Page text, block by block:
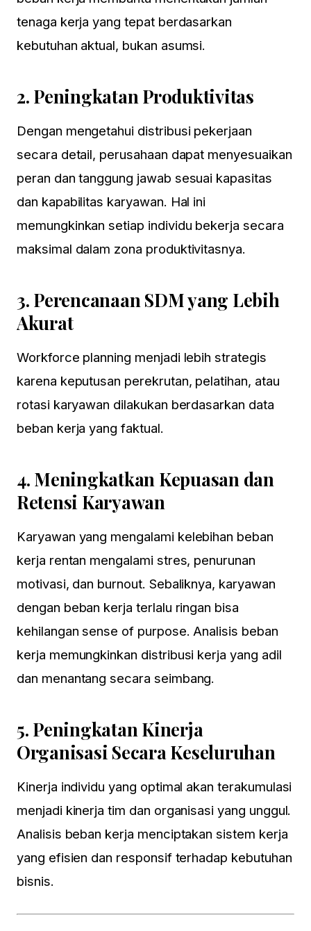
tenaga kerja yang tepat berdasarkan
kebutuhan aktual, bukan asumsi.
2. Peningkatan Produktivitas
Dengan mengetahui distribusi pekerjaan
secara detail, perusahaan dapat menyesuaikan
peran dan tanggung jawab sesuai kapasitas
dan kapabilitas karyawan. Hal ini
memungkinkan setiap individu bekerja secara
maksimal dalam zona produktivitasnya.
3. Perencanaan SDM yang Lebih
Akurat
Workforce planning menjadi lebih strategis
karena keputusan perekrutan, pelatihan, atau
rotasi karyawan dilakukan berdasarkan data
beban kerja yang faktual.
4. Meningkatkan Kepuasan dan
Retensi Karyawan
Karyawan yang mengalami kelebihan beban
kerja rentan mengalami stres, penurunan
motivasi, dan burnout. Sebaliknya, karyawan
dengan beban kerja terlalu ringan bisa
kehilangan sense of purpose. Analisis beban
kerja memungkinkan distribusi kerja yang adil
dan menantang secara seimbang.
5. Peningkatan Kinerja
Organisasi Secara Keseluruhan
Kinerja individu yang optimal akan terakumulasi
menjadi kinerja tim dan organisasi yang unggul.
Analisis beban kerja menciptakan sistem kerja
yang efisien dan responsif terhadap kebutuhan
bisnis.